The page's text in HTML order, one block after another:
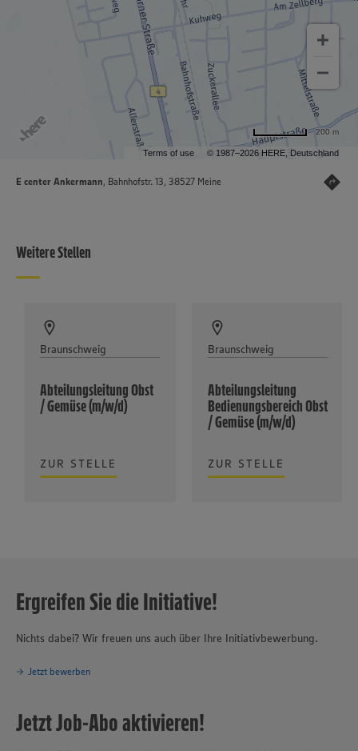
Terms of use © 1987–2026 HERE, Deutschland
200 m
E center Ankermann, Bahnhofstr. 13, 38527 Meine
Weitere Stellen
Braunschweig
Abteilungsleitung Obst
/ Gemüse (m/w/d)
ZUR STELLE
Braunschweig
Abteilungsleitung
Bedienungsbereich Obst
/ Gemüse (m/w/d)
ZUR STELLE
Ergreifen Sie die Initiative!
Nichts dabei? Wir freuen uns auch über Ihre Initiativbewerbung.
Jetzt bewerben
Jetzt Job-Abo aktivieren!